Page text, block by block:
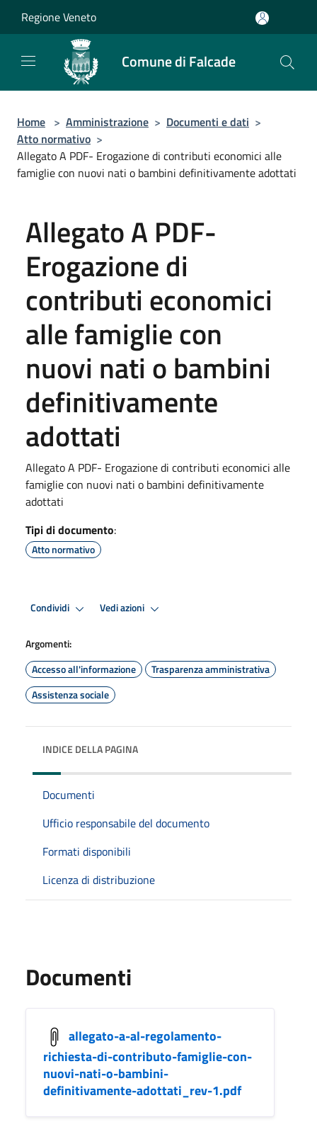
Regione Veneto
Comune di Falcade
Home > Amministrazione > Documenti e dati >
Atto normativo >
Allegato A PDF- Erogazione di contributi economici alle
famiglie con nuovi nati o bambini definitivamente adottati
Allegato A PDF-
Erogazione di
contributi economici
alle famiglie con
nuovi nati o bambini
definitivamente
adottati
Allegato A PDF- Erogazione di contributi economici alle
famiglie con nuovi nati o bambini definitivamente
adottati
Tipi di documento:
Atto normativo
Condividi Vedi azioni
Argomenti:
Accesso all'informazione
Trasparenza amministrativa
Assistenza sociale
INDICE DELLA PAGINA
Documenti
Ufficio responsabile del documento
Formati disponibili
Licenza di distribuzione
Documenti
allegato-a-al-regolamento-
richiesta-di-contributo-famiglie-con-
nuovi-nati-o-bambini-
definitivamente-adottati_rev-1.pdf